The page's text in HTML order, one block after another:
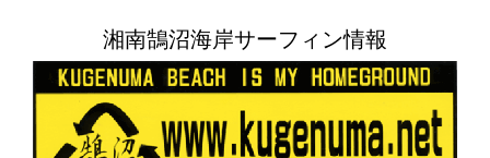
湘南鵠沼海岸サーフィン情報